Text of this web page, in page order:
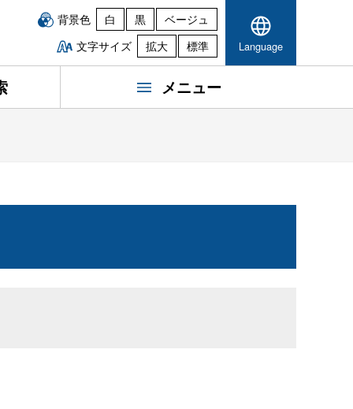
背景色 白 黒
ベージュ
文字サイズ
拡大 標準 Language
メニュー